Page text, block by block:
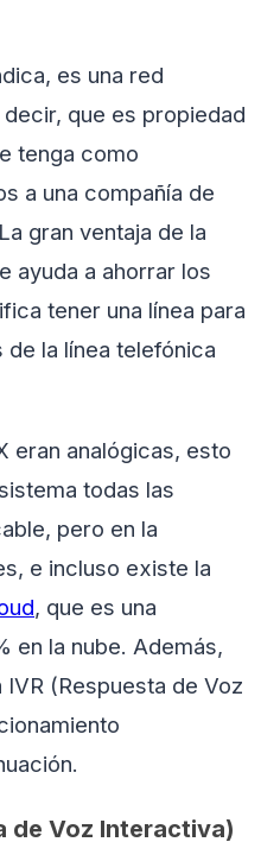
es una red
que es propiedad
tenga como
a una compañía de
gran ventaja de la
ayuda a ahorrar los
tener una línea para
de la línea telefónica
eran analógicas, esto
todas las
pero en la
e incluso existe la
, que es una
en la nube. Además,
(Respuesta de Voz
de Voz Interactiva)